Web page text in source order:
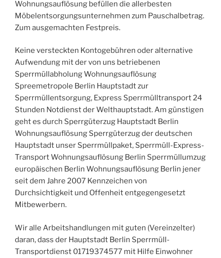
Wohnungsauflösung befüllen die allerbesten
Möbelentsorgungsunternehmen zum Pauschalbetrag.
Zum ausgemachten Festpreis.
Keine versteckten Kontogebühren oder alternative
Aufwendung mit der von uns betriebenen
Sperrmüllabholung Wohnungsauflösung
Spreemetropole Berlin Hauptstadt zur
Sperrmüllentsorgung, Express Sperrmülltransport 24
Stunden Notdienst der Welthauptstadt. Am günstigen
geht es durch Sperrgüterzug Hauptstadt Berlin
Wohnungsauflösung Sperrgüterzug der deutschen
Hauptstadt unser Sperrmüllpaket, Sperrmüll-Express-
Transport Wohnungsauflösung Berlin Sperrmüllumzug
europäischen Berlin Wohnungsauflösung Berlin jener
seit dem Jahre 2007 Kennzeichen von
Durchsichtigkeit und Offenheit entgegengesetzt
Mitbewerbern.
Wir alle Arbeitshandlungen mit guten (Vereinzelter)
daran, dass der Hauptstadt Berlin Sperrmüll-
Transportdienst 01719374577 mit Hilfe Einwohner